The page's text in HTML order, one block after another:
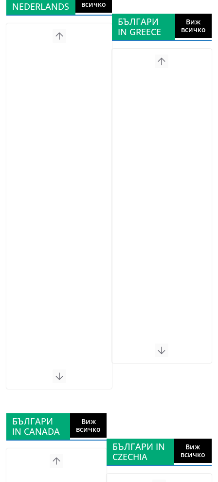
NEDERLANDS
всичко
БЪЛГАРИ
IN GREECE
Виж
всичко
БЪЛГАРИ
IN CANADA
Виж
всичко
БЪЛГАРИ IN
CZECHIA
Виж
всичко